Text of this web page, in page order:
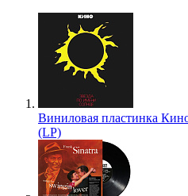
Виниловая пластинка
(LP)